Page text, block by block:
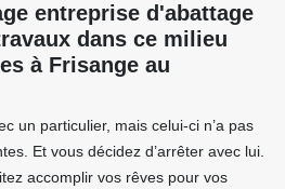
entreprise d'abattage
dans ce milieu
à Frisange au
un particulier, mais celui-ci n’a pas
Et vous décidez d’arrêter avec lui.
accomplir vos rêves pour vos